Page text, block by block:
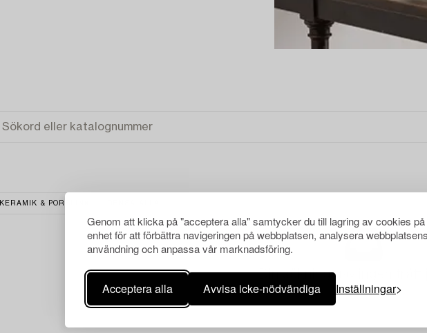
Genom att klicka på "acceptera alla" samtycker du till lagring av cookies
enhet för att förbättra navigeringen på webbplatsen, analysera webbplatsens
användning och anpassa vår marknadsföring.
Acceptera alla Avvisa icke-nödvändiga Inställningar
KERAMIK & PORSLIN
Din sökning gav ingen träff